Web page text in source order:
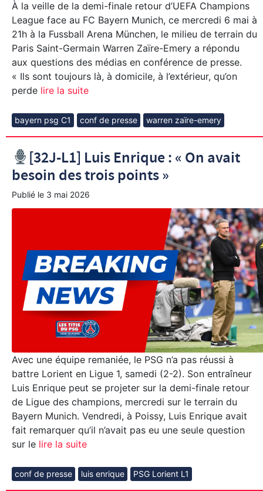
À la veille de la demi-finale retour d’UEFA Champions
League face au FC Bayern Munich, ce mercredi 6 mai à
21h à la Fussball Arena München, le milieu de terrain du
Paris Saint-Germain Warren Zaïre-Emery a répondu
aux questions des médias en conférence de presse.
« Ils sont toujours là, à domicile, à l’extérieur, qu’on
perde lire la suite
bayern psg C1 conf de presse warren zaïre-emery
[32J-L1] Luis Enrique : « On avait
besoin des trois points »
Publié le 3 mai 2026
Avec une équipe remaniée, le PSG n’a pas réussi à
battre Lorient en Ligue 1, samedi (2-2). Son entraîneur
Luis Enrique peut se projeter sur la demi-finale retour
de Ligue des champions, mercredi sur le terrain du
Bayern Munich. Vendredi, à Poissy, Luis Enrique avait
fait remarquer qu’il n’avait pas eu une seule question
sur le lire la suite
conf de presse luis enrique PSG Lorient L1